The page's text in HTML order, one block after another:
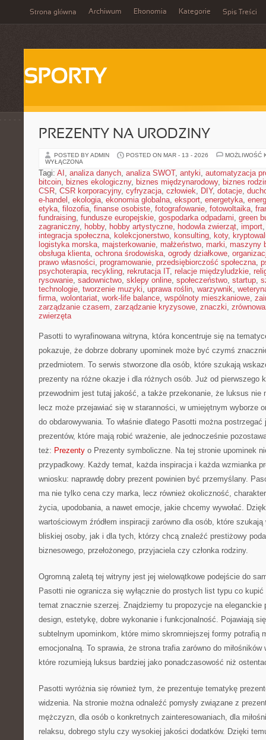
Strona główna Archiwum Ekonomia Kategorie Spis Treści
SPORTY
PREZENTY NA URODZINY
POSTED BY ADMIN POSTED ON MAR - 13 - 2026
MOŻLIWOŚĆ
WYŁĄCZONA
Tagi: AI , analiza danych, analiza SWOT, antyki, automatyzacja
bitcoin, biznes ekologiczny, biznes międzynarodowy, biznes
CSR, CSR korporacyjny, cyfryzacja, człowiek, DIY, dotacje,
e-handel , ekologia, ekonomia globalna, eksport, energetyka,
etyka, filozofia, finanse osobiste, fotografowanie, fotowoltaika,
fundraising, fundusze europejskie, gospodarka odpadami, green
zagraniczny, hobby, hobby artystyczne, hodowla zwierząt, import
integracja społeczna, kolekcjonerstwo, konsulting, koty,
logistyka morska, majsterkowanie, małżeństwo, marki, maszyny
obsługa klienta, ochrona środowiska, ogrody działkowe,
prawo własności, programowanie, przedsiębiorczość społeczna,
psychoterapia, recykling, rekrutacja IT, relacje międzyludzkie,
rysowanie, sadownictwo, sklepy online, społeczeństwo, startup,
technologie, tworzenie muzyki, uprawa roślin, warzywnik,
firma, wolontariat, work-life balance, wspólnoty mieszkaniowe,
zarządzanie czasem, zarządzanie kryzysowe, znaczki,
zwierzęta
Pasotti to wyrafinowana witryna, która koncentruje się na
pokazuje, że dobrze dobrany upominek może być czymś
przedmiotem. To serwis stworzone dla osób, które szukają
prezenty na różne okazje i dla różnych osób. Już od pierwszego
przewodnim jest tutaj jakość, a także przekonanie, że luksus nie
lecz może przejawiać się w staranności, w umiejętnym wyborze
do obdarowywania. To właśnie dlatego Pasotti można
prezentów, które mają robić wrażenie, ale jednocześnie
też: Prezenty o Prezenty symboliczne. Na tej stronie upominek
przypadkowy. Każdy temat, każda inspiracja i każda wzmianka
wniosku: naprawdę dobry prezent powinien być przemyślany.
ma nie tylko cena czy marka, lecz również okoliczność,
życia, upodobania, a nawet emocje, jakie chcemy wywołać.
wartościowym źródłem inspiracji zarówno dla osób, które
bliskiej osoby, jak i dla tych, którzy chcą znaleźć prestiżowy
biznesowego, przełożonego, przyjaciela czy członka rodziny.
Ogromną zaletą tej witryny jest jej wielowątkowe podejście do
Pasotti nie ogranicza się wyłącznie do prostych list typu co
temat znacznie szerzej. Znajdziemy tu propozycje na eleganckie
design, estetykę, dobre wykonanie i funkcjonalność. Pojawiają
subtelnym upominkom, które mimo skromniejszej formy potrafią
emocjonalną. To sprawia, że strona trafia zarówno do
które rozumieją luksus bardziej jako ponadczasowość niż
Pasotti wyróżnia się również tym, że prezentuje tematykę
widzenia. Na stronie można odnaleźć pomysły związane z
mężczyzn, dla osób o konkretnych zainteresowaniach, dla
relaksu, dobrego stylu czy wysokiej jakości dodatków. Dzięki